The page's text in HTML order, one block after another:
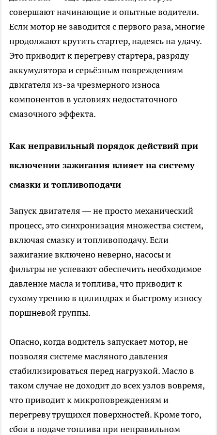
совершают начинающие и опытные водители.
Если мотор не заводится с первого раза, многие
продолжают крутить стартер, надеясь на удачу.
Это приводит к перегреву стартера, разряду
аккумулятора и серьёзным повреждениям
двигателя из-за чрезмерного износа
компонентов в условиях недостаточного
смазочного эффекта.
Как неправильный порядок действий при
включении зажигания влияет на систему
смазки и топливоподачи
Запуск двигателя — не просто механический
процесс, это синхронизация множества систем,
включая смазку и топливоподачу. Если
зажигание включено неверно, насосы и
фильтры не успевают обеспечить необходимое
давление масла и топлива, что приводит к
сухому трению в цилиндрах и быстрому износу
поршневой группы.
Опасно, когда водитель запускает мотор, не
позволяя системе масляного давления
стабилизироваться перед нагрузкой. Масло в
таком случае не доходит до всех узлов вовремя,
что приводит к микроповреждениям и
перегреву трущихся поверхностей. Кроме того,
сбои в подаче топлива при неправильном